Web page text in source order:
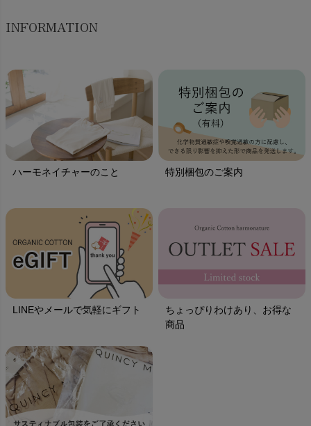
INFORMATION
ハーモネイチャーのこと 特別梱包のご案内
LINEやメールで気軽にギフト
ちょっぴりわけあり、お得な
商品